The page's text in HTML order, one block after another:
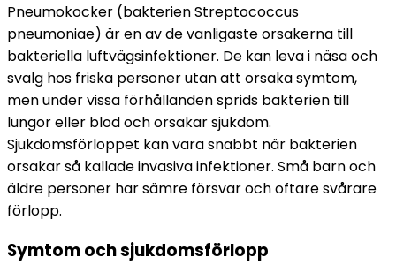
Pneumokocker (bakterien Streptococcus
pneumoniae) är en av de vanligaste orsakerna till
bakteriella luftvägsinfektioner. De kan leva i näsa och
svalg hos friska personer utan att orsaka symtom,
men under vissa förhållanden sprids bakterien till
lungor eller blod och orsakar sjukdom.
Sjukdomsförloppet kan vara snabbt när bakterien
orsakar så kallade invasiva infektioner. Små barn och
äldre personer har sämre försvar och oftare svårare
förlopp.
Symtom och sjukdomsförlopp